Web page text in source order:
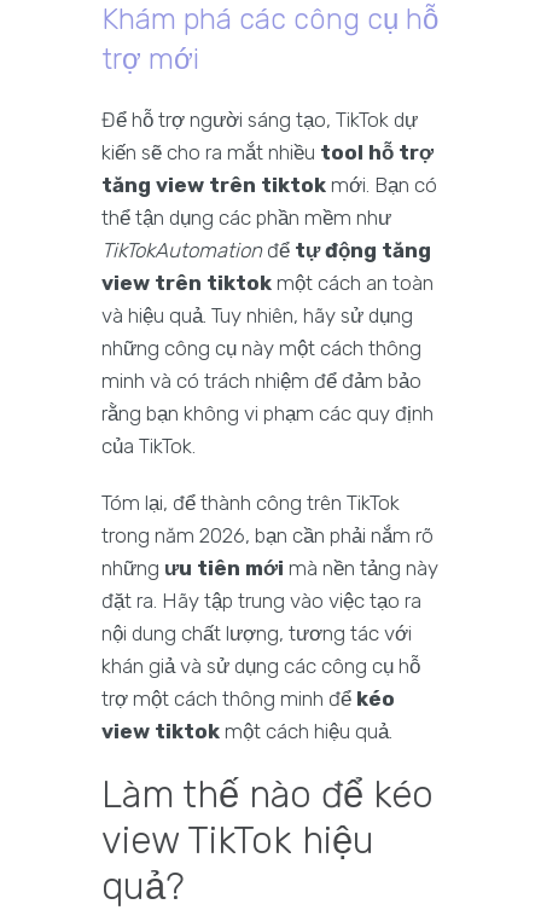
Khám phá các công cụ hỗ
trợ mới
Để hỗ trợ người sáng tạo, TikTok dự
kiến sẽ cho ra mắt nhiều tool hỗ trợ
tăng view trên tiktok mới. Bạn có
thể tận dụng các phần mềm như
TikTokAutomationđể tự động tăng
view trên tiktok một cách an toàn
và hiệu quả. Tuy nhiên, hãy sử dụng
những công cụ này một cách thông
minh và có trách nhiệm để đảm bảo
rằng bạn không vi phạm các quy định
của TikTok.
Tóm lại, để thành công trên TikTok
trong năm 2026, bạn cần phải nắm rõ
những ưu tiên mới mà nền tảng này
đặt ra. Hãy tập trung vào việc tạo ra
nội dung chất lượng, tương tác với
khán giả và sử dụng các công cụ hỗ
trợ một cách thông minh để kéo
view tiktok một cách hiệu quả.
Làm thế nào để kéo
view TikTok hiệu
quả?